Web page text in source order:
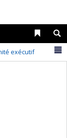
Liens
exécutif